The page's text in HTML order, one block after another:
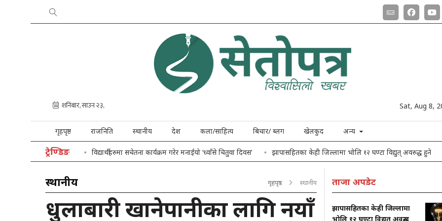
Sat, Aug 8,
गृहपृष्ठ राजनिति स्थानीय देश कला/साहित्य बिचार/ ब्लग खेलकुद अन्य
ट्रेण्डिङ विद्यार्थीहरुमा सचेतना कार्यक्रम गरेर मनाईयो ‘ध्वाँसे चितुवा दिवस’ झापासहितका केही जिल्लामा भोलि १२ घण्टा विद्युत् अवरुद्ध हुने
स्थानीय गृहपृष्ठ स्थानीय
धुलाबारी खानेपानीका लागि नयाँ
ताजा अपडेट
झापासहितका केही जिल्लामा
भोलि १२ घण्टा विद्युत् अवरुद्ध